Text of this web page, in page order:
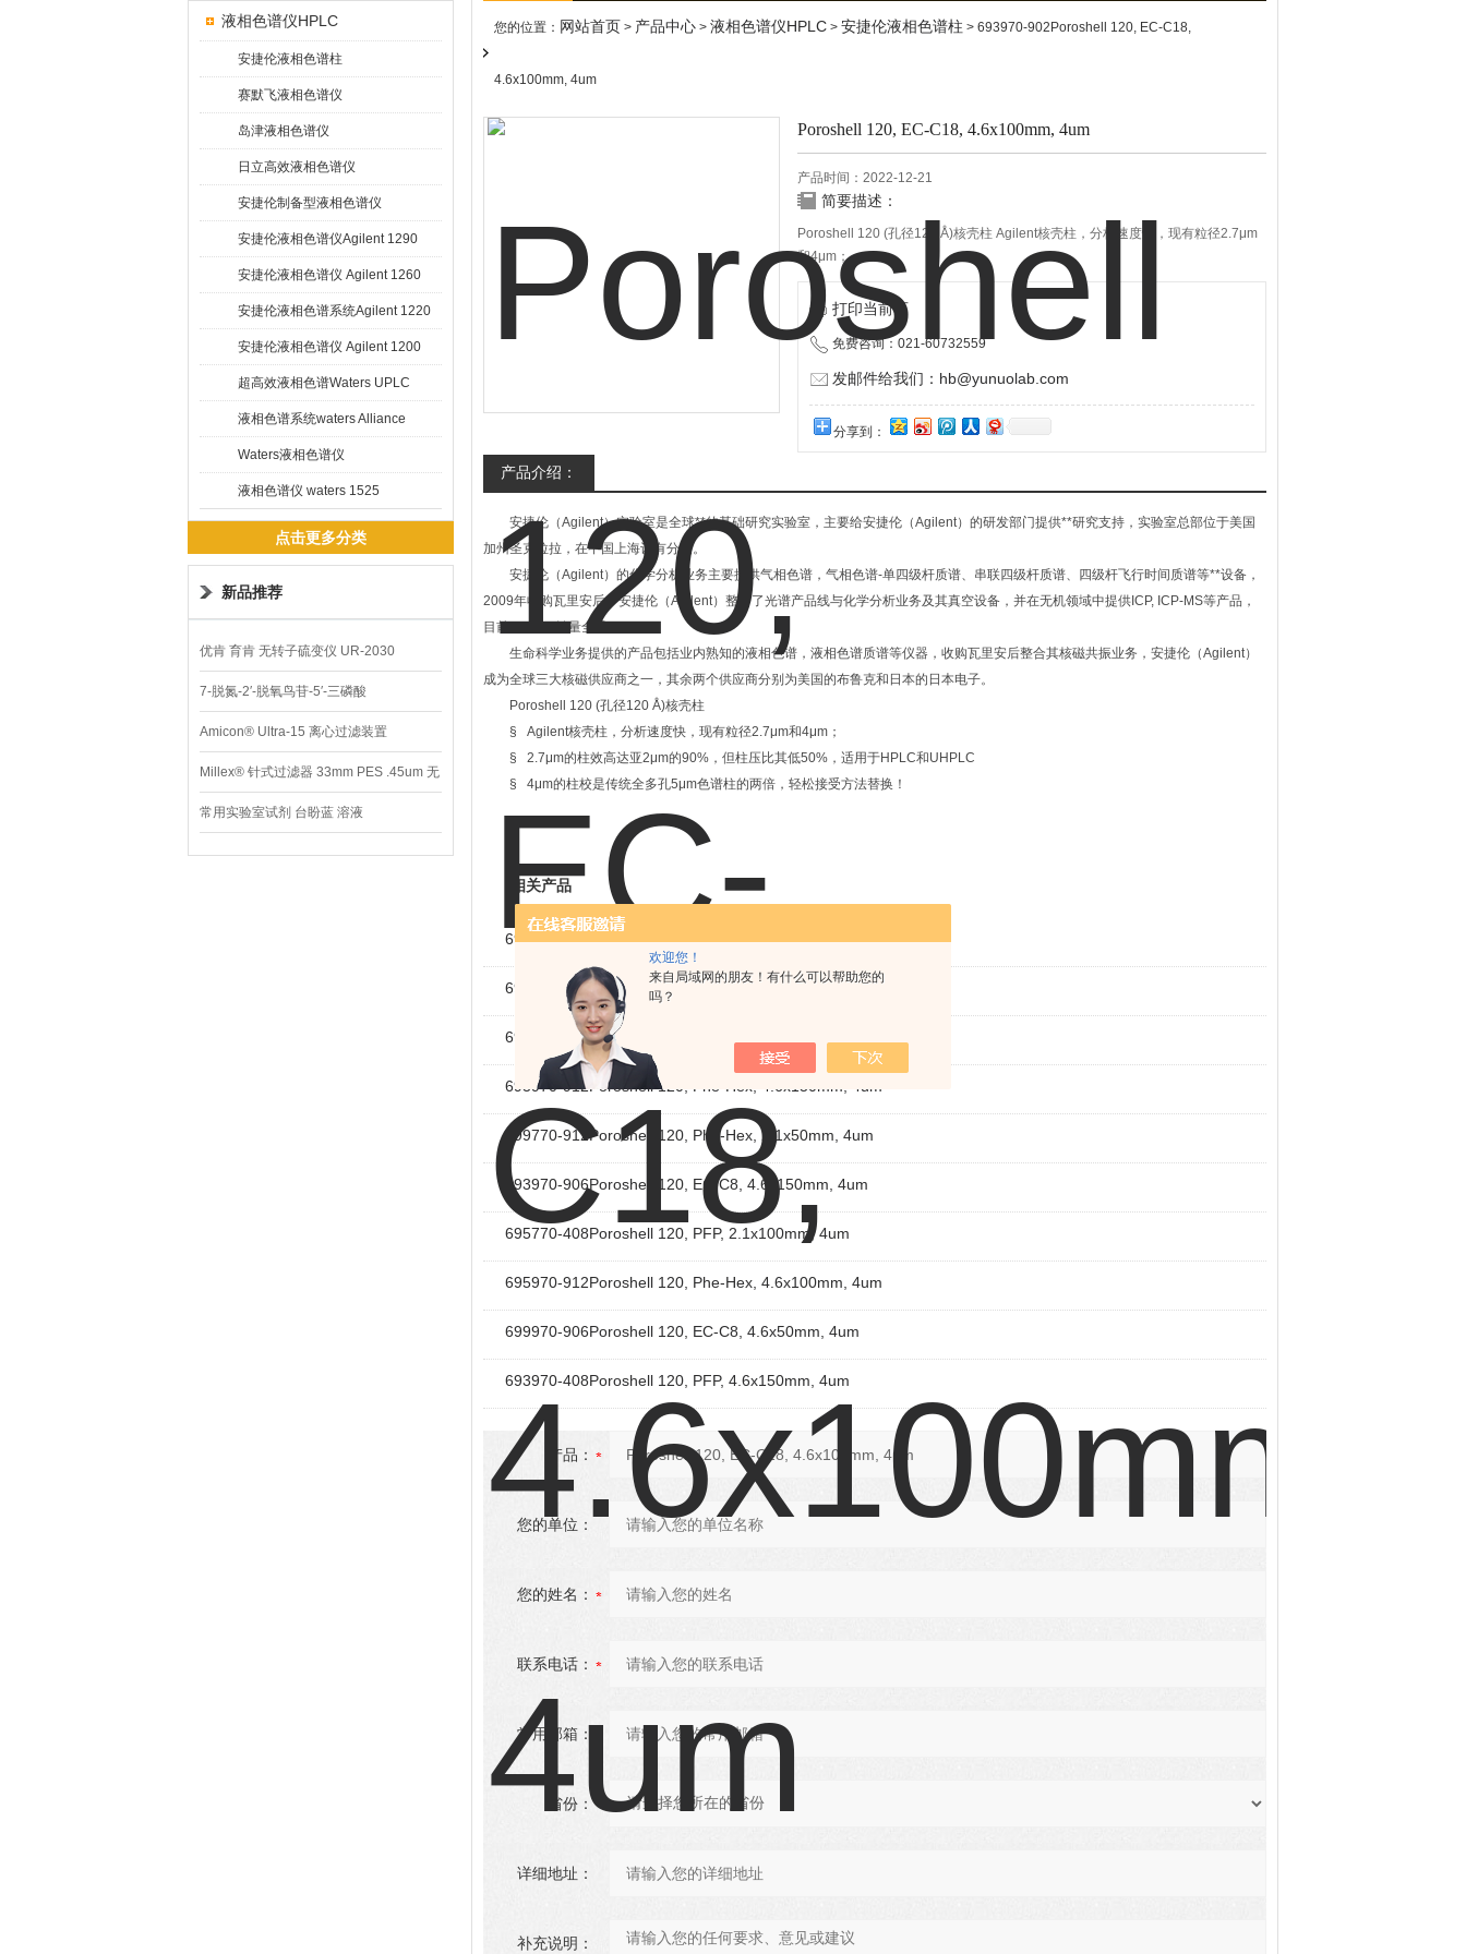
欢迎您！
来自局域网的朋友！有什么可以帮助您的
吗？
液相色谱仪HPLC
安捷伦液相色谱柱
赛默飞液相色谱仪
岛津液相色谱仪
日立高效液相色谱仪
安捷伦制备型液相色谱仪
安捷伦液相色谱仪Agilent 1290
Infinity
安捷伦液相色谱仪 Agilent 1260
Infinity
安捷伦液相色谱系统Agilent 1220
Infinity
安捷伦液相色谱仪 Agilent 1200
超高效液相色谱Waters UPLC
液相色谱系统waters Alliance
HPLC
Waters液相色谱仪
液相色谱仪 waters 1525
点击更多分类
新品推荐
优肯 育肯 无转子硫变仪 UR-2030
7-脱氮-2′-脱氧鸟苷-5′-三磷酸
Amicon® Ultra-15 离心过滤装置
Millex® 针式过滤器 33mm PES .45um 无
菌
常用实验室试剂 台盼蓝 溶液
您的位置： 网站首页 > 产品中心 > 液相色谱仪HPLC > 安捷伦液相色谱柱 > 693970-902Poroshell 120, EC-C18,
4.6x100mm, 4um
Poroshell 120, EC-C18, 4.6x100mm, 4um
产品时间：2022-12-21
简要描述：
Poroshell 120 (孔径120 Å)核壳柱 Agilent核壳柱，分析速度快，现有粒径2.7μm
和4μm；
打印当前页
免费咨询：021-60732559
发邮件给我们：hb@yunuolab.com
分享到：
产品介绍：
安捷伦（Agilent）实验室是全球**的基础研究实验室，主要给安捷伦（Agilent）的研发部门提供**研究支持，实验室总部位于美国
加州圣克拉拉，在中国上海设有分支。
安捷伦（Agilent）的化学分析业务主要提供气相色谱，气相色谱-单四级杆质谱、串联四级杆质谱、四级杆飞行时间质谱等**设备，
2009年收购瓦里安后，安捷伦（Agilent）整合了光谱产品线与化学分析业务及其真空设备，并在无机领域中提供ICP, ICP-MS等产品，
目前ICP-MS销量全球**。
生命科学业务提供的产品包括业内熟知的液相色谱，液相色谱质谱等仪器，收购瓦里安后整合其核磁共振业务，安捷伦（Agilent）
成为全球三大核磁供应商之一，其余两个供应商分别为美国的布鲁克和日本的日本电子。
Poroshell 120 (孔径120 Å)核壳柱
§ Agilent核壳柱，分析速度快，现有粒径2.7μm和4μm；
§ 2.7μm的柱效高达亚2μm的90%，但柱压比其低50%，适用于HPLC和UHPLC
§ 4μm的柱校是传统全多孔5μm色谱柱的两倍，轻松接受方法替换！
相关产品
695770-902Poroshell 120, EC-C18, 2.1x100mm, 4um
693770-902Poroshell 120, EC-C18, 2.1x150mm, 4um
699970-902Poroshell 120, EC-C18, 4.6x50mm, 4um
693970-912Poroshell 120, Phe-Hex, 4.6x150mm, 4um
699770-912Poroshell 120, Phe-Hex, 2.1x50mm, 4um
693970-906Poroshell 120, EC-C8, 4.6x150mm, 4um
695770-408Poroshell 120, PFP, 2.1x100mm, 4um
695970-912Poroshell 120, Phe-Hex, 4.6x100mm, 4um
699970-906Poroshell 120, EC-C8, 4.6x50mm, 4um
693970-408Poroshell 120, PFP, 4.6x150mm, 4um
产品：
您的单位：
您的姓名：
联系电话：
常用邮箱：
省份：
详细地址：
补充说明：